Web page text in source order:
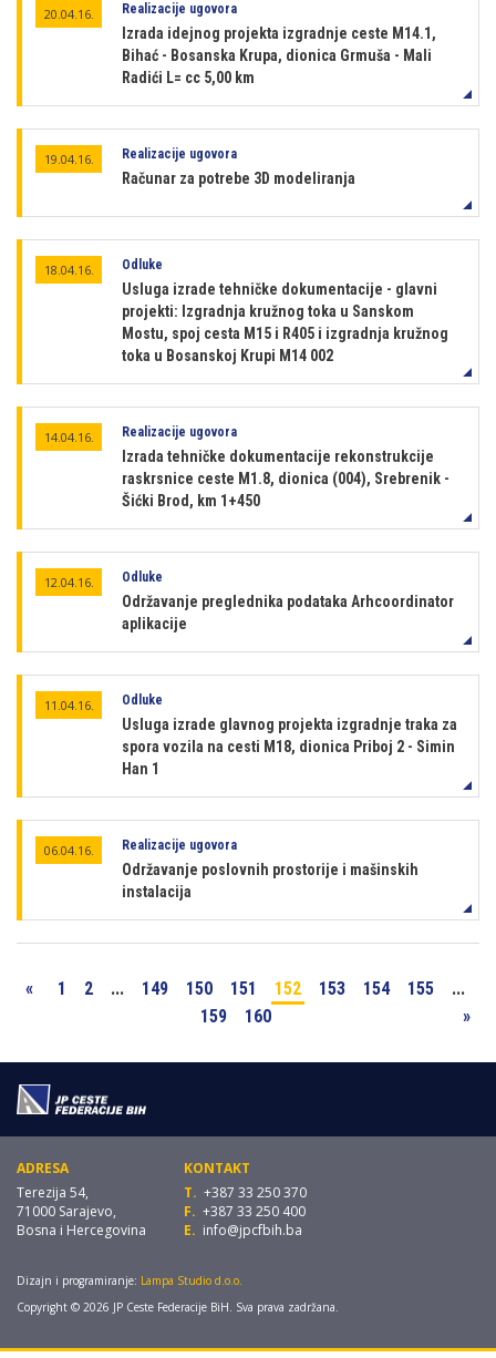
20.04.16. Realizacije ugovora
Izrada idejnog projekta izgradnje ceste M14.1,
Bihać - Bosanska Krupa, dionica Grmuša - Mali
Radići L= cc 5,00 km
19.04.16. Realizacije ugovora
Računar za potrebe 3D modeliranja
18.04.16. Odluke
Usluga izrade tehničke dokumentacije - glavni
projekti: Izgradnja kružnog toka u Sanskom
Mostu, spoj cesta M15 i R405 i izgradnja kružnog
toka u Bosanskoj Krupi M14 002
14.04.16. Realizacije ugovora
Izrada tehničke dokumentacije rekonstrukcije
raskrsnice ceste M1.8, dionica (004), Srebrenik -
Šićki Brod, km 1+450
12.04.16. Odluke
Održavanje preglednika podataka Arhcoordinator
aplikacije
11.04.16. Odluke
Usluga izrade glavnog projekta izgradnje traka za
spora vozila na cesti M18, dionica Priboj 2 - Simin
Han 1
06.04.16. Realizacije ugovora
Održavanje poslovnih prostorije i mašinskih
instalacija
« 1 2 ... 149 150 151 152 153 154 155
...
159
160 »
ADRESA
Terezija 54,
71000 Sarajevo,
Bosna i Hercegovina
KONTAKT
T. +387 33 250 370
F. +387 33 250 400
E. info@jpcfbih.ba
Dizajn i programiranje: Lampa Studio d.o.o.
Copyright © 2026 JP Ceste Federacije BiH. Sva prava zadržana.